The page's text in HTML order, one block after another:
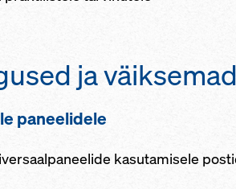
ja
paneelidele
kasutamisele